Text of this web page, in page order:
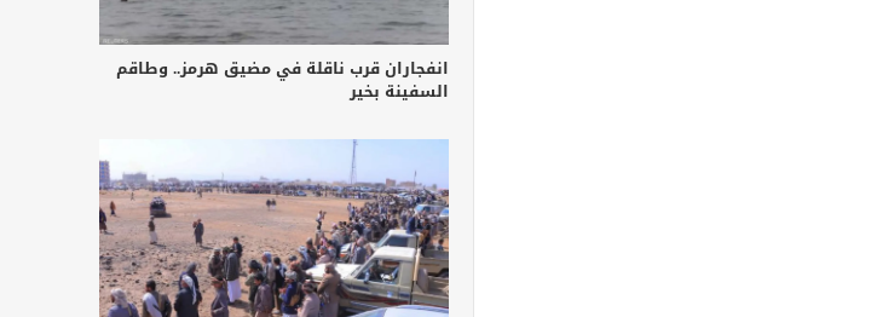
انفجاران قرب ناقلة في مضيق هرمز.. وطاقم
السفينة بخير